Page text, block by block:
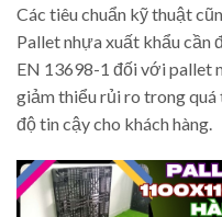
Các tiêu chuẩn kỹ thuật
Pallet nhựa xuất khẩu cần
EN 13698-1 đối với pallet
giảm thiểu rủi ro trong
độ tin cậy cho khách hàng.